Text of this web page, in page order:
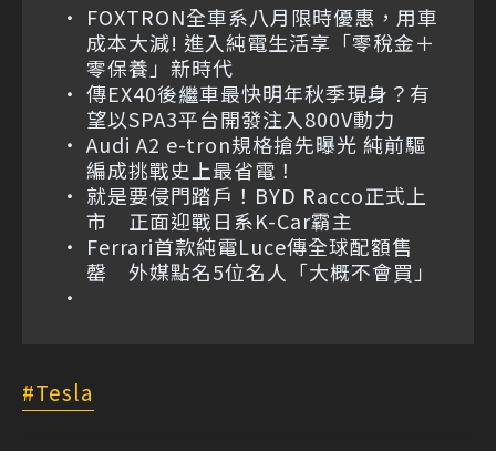
FOXTRON全車系八月限時優惠，用車
成本大減! 進入純電生活享「零稅金＋
零保養」新時代
傳EX40後繼車最快明年秋季現身？有
望以SPA3平台開發注入800V動力
Audi A2 e-tron規格搶先曝光 純前驅
編成挑戰史上最省電！
就是要侵門踏戶！BYD Racco正式上
市 正面迎戰日系K-Car霸主
Ferrari首款純電Luce傳全球配額售
罄 外媒點名5位名人「大概不會買」
Tesla